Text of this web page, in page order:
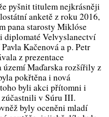
pyšnit titulem nejkrásněji
anketě z roku 2016,
pana starosty Miklóse
diplomaté Velvyslanectví
Kačenová a p. Petr
z prezentace
území Maďarska rozšířily z
pokřtěna i nová
byli akci přítomni i
zúčastnili v Súru III.
byly oceněni mladí